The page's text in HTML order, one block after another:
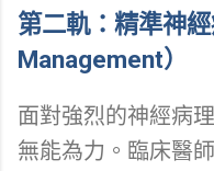
第二軌：精準神
Management）
面對強烈的神經病
無能為力。臨床醫